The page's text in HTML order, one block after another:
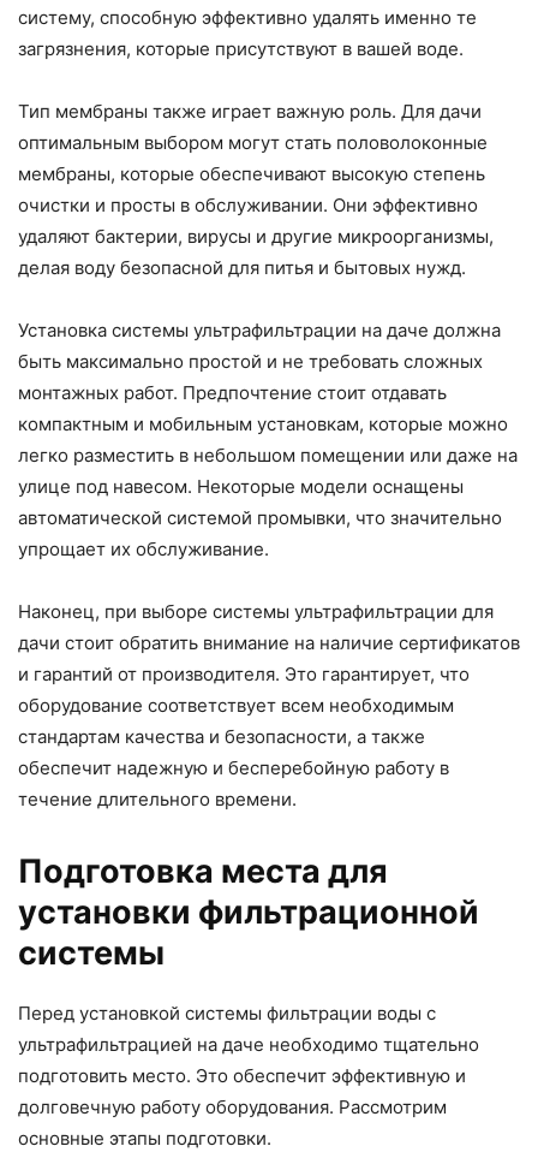
систему, способную эффективно удалять именно те
загрязнения, которые присутствуют в вашей воде.
Тип мембраны также играет важную роль. Для дачи
оптимальным выбором могут стать половолоконные
мембраны, которые обеспечивают высокую степень
очистки и просты в обслуживании. Они эффективно
удаляют бактерии, вирусы и другие микроорганизмы,
делая воду безопасной для питья и бытовых нужд.
Установка системы ультрафильтрации на даче должна
быть максимально простой и не требовать сложных
монтажных работ. Предпочтение стоит отдавать
компактным и мобильным установкам, которые можно
легко разместить в небольшом помещении или даже на
улице под навесом. Некоторые модели оснащены
автоматической системой промывки, что значительно
упрощает их обслуживание.
Наконец, при выборе системы ультрафильтрации для
дачи стоит обратить внимание на наличие сертификатов
и гарантий от производителя. Это гарантирует, что
оборудование соответствует всем необходимым
стандартам качества и безопасности, а также
обеспечит надежную и бесперебойную работу в
течение длительного времени.
Подготовка места для
установки фильтрационной
системы
Перед установкой системы фильтрации воды с
ультрафильтрацией на даче необходимо тщательно
подготовить место. Это обеспечит эффективную и
долговечную работу оборудования. Рассмотрим
основные этапы подготовки.